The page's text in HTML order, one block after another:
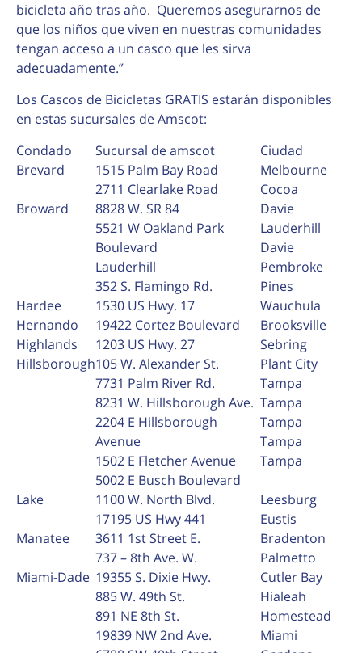
bicicleta año tras año. Queremos asegurarnos de
que los niños que viven en nuestras comunidades
tengan acceso a un casco que les sirva
adecuadamente.”
Los Cascos de Bicicletas GRATIS estarán disponibles
en estas sucursales de Amscot:
Condado
Sucursal de amscot
Ciudad
Brevard
1515 Palm Bay Road
2711 Clearlake Road
Melbourne
Cocoa
Broward
8828 W. SR 84
5521 W Oakland Park
Boulevard
Lauderhill
352 S. Flamingo Rd.
Davie
Lauderhill
Davie
Pembroke
Pines
Hardee
1530 US Hwy. 17
Wauchula
Hernando
19422 Cortez Boulevard
Brooksville
Highlands
1203 US Hwy. 27
Sebring
Hillsborough105 W. Alexander St.
7731 Palm River Rd.
8231 W. Hillsborough Ave.
2204 E Hillsborough
Avenue
1502 E Fletcher Avenue
5002 E Busch Boulevard
Plant City
Tampa
Tampa
Tampa
Tampa
Tampa
Lake
1100 W. North Blvd.
17195 US Hwy 441
Leesburg
Eustis
Manatee
3611 1st Street E.
737 – 8th Ave. W.
Bradenton
Palmetto
Miami-Dade 19355 S. Dixie Hwy.
885 W. 49th St.
891 NE 8th St.
19839 NW 2nd Ave.
Cutler Bay
Hialeah
Homestead
Miami